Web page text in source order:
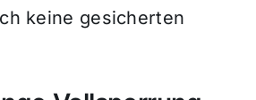
keine gesicherten